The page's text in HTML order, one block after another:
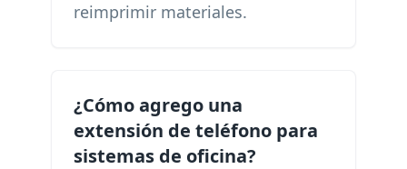
reimprimir materiales.
¿Cómo agrego una
extensión de teléfono para
sistemas de oficina?